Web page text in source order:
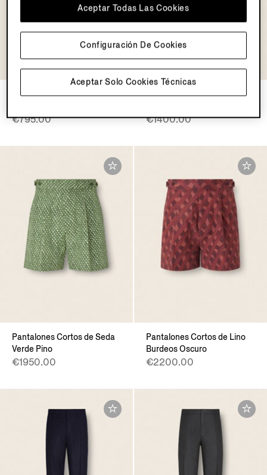
OASI LINO
Pantalones Cortos en Oasi
€795.00
Pantalones Cortos de Seda
€1400.00
Pantalones Cortos de Seda
Verde Pino
€1950.00
Pantalones Cortos de Lino
Burdeos Oscuro
€2200.00
Aceptar Solo Cookies Técnicas
Aceptar Todas Las Cookies
Configuración De Cookies